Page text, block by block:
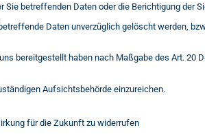
Sie betreffenden Daten oder die Berichtigung der
Daten unverzüglich gelöscht werden,
bereitgestellt haben nach Maßgabe des Art. 20
Aufsichtsbehörde einzureichen.
für die Zukunft zu widerrufen